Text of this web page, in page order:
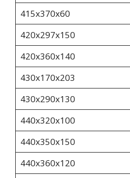
415х370х60
420х297х150
420х360х140
430х170х203
430x290x130
440х320х100
440х350х150
440x360x120